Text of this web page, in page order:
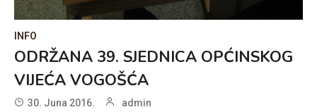
INFO
ODRŽANA 39. SJEDNICA OPĆINSKOG
VIJEĆA VOGOŠĆA
30. Juna 2016. admin